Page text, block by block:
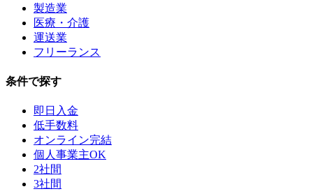
製造業
医療・介護
運送業
フリーランス
条件で探す
即日入金
低手数料
オンライン完結
個人事業主OK
2社間
3社間